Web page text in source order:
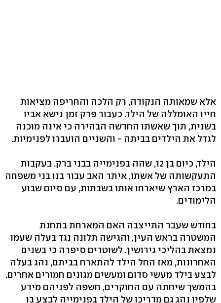
אלא שמאותה הנקודה, רק הלכה והחריפה מציאות
חייו האומללה של הילד. כעבור פרק זמן נישא אביו
בשנית, תוך שאשתו החדשה הבהירה כי אינה מוכנה
לגדל את הילדים בביתה - והשניים הועברו לפנימיות.
הילד, כיום בן 12, שהה בפנימייה בבני ברק. בעקבות
התעקשותה של אשתו, איתר האב עבור בנו בני משפחה
במרכז הארץ שיארחו אותו בשבתות, עם סיום שבוע
הלימודים.
בחודש שעבר התייצבה האם המארחת בתחנת
המשטרה בראש העין, והגישה תלונה נגד בעלה שעמו
נמצאת בהליכי גירושין. לשוטרים סיפרה כי בשנים
האחרונות, מאז החל הילד להתארח בביתם, נהג בעלה
לבצע בילד מעשי סדום ומעשים מגונים חמורים אחרים.
בהמשך שיחתה עם החוקרים, חשפה לפניהם מידע
שלפיו נהג גם מדריכו של הילד בפנימייה לבצע בו